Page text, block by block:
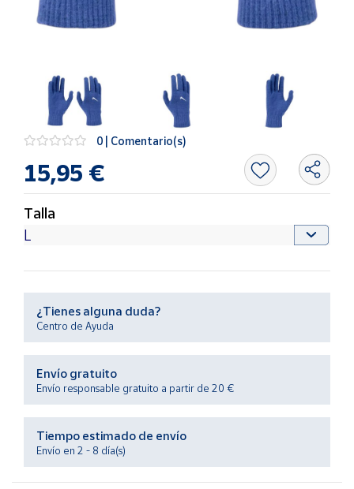
Nuestros
novedades
de Correos
Productos
Ayuda
Contacto
Mapa de
vendedores
vendedor
0 | Comentario(s)
15,95 €
Talla
¿Tienes alguna duda?
Centro de Ayuda
Envío gratuito
Envío responsable gratuito a partir de 20 €
Tiempo estimado de envío
Envío en 2 - 8 día(s)